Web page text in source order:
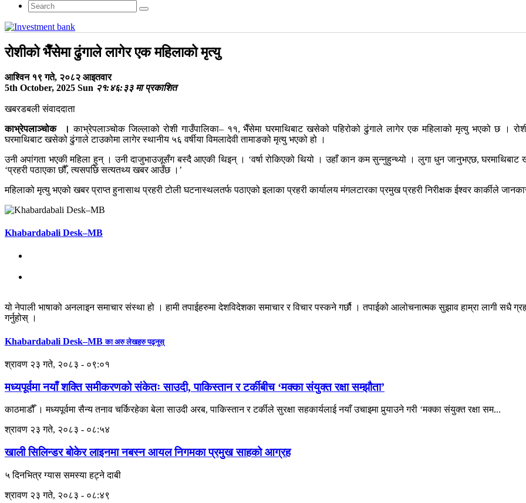
रोशीको भैँसेमा ढुंगाले लागेर एक महिलाको मृत्यु
आश्विन १९ गते, २०८२ आइतवार
5th October, 2025 Sun २१:४६:३३ मा प्रकाशित
खबरडबली संवाददाता
काभ्रेपलाञ्चोक ।काभ्रेपलाञ्चोक जिल्लाको रोशी गाउँपालिका– ११, भैँसेमा घरमाथिबाट खसेको पहिरोको ढुंगाले लागेर एक महिलाको मृत्यु भएको छ ।
घरमाथिबाट खसेको ढुंगाले टाउकोमा लागेर स्थानीय ५६ वर्षीया विमलादेवी तामाङको मृत्यु भएको हो ।
उनी अपांगता भएकी महिला हुन् । उनी दाजुभाउजूसँग बस्दै आएकी थिइन् । ‘वर्षा रोकिएको थियो । उहाँ कान कम सुन्नुहुन्थ्यो । लुगा धुन जानुभएछ,
‘प्रहरी पठाएका छौँ, त्यसपछि सत्यतथ्य खबर आउँछ ।’
महिलाको मृत्यु भएको खबर प्राप्त हुनासाथ प्रहरी टोली घटनास्थलतर्फ पठाएको इलाका प्रहरी कार्यालय मंगलटारका प्रमुख प्रहरी निरीक्षक ईश्वर कार्कीले
Khabardabali Desk–MB
यो नेपाली भाषाको अनलाइन समाचार संस्था हो । हामी तपाईहरुमा देशविदेशका समाचार र विचार पस्कने गर्छौ । तपाईको आलोचनात्मक सुझाव हाम्रा लागी सधै
गर्नुहोस् ।
Khabardabali Desk–MBका अरु लेखहरु पढ्नुस्
श्रावण २३ गते, २०८३ - ०९:०१
मध्यपूर्वमा नयाँ शक्ति समीकरणको संकेतः साउदी, पाकिस्तान र टर्कीबीच ‘मक्का संयुक्त रक्षा सम्झौता’
काठमाडौँ । मध्यपूर्वमा सैन्य तनाव चर्किरहेका बेला साउदी अरब, पाकिस्तान र टर्कीले सुरक्षा सहकार्यलाई नयाँ उचाइमा पुर्‍याउने गरी ‘मक्का संयुक्त रक्षा सम...
श्रावण २३ गते, २०८३ - ०८:५४
खाली सिलिन्डर बोकेर लाइनमा नबस्न आयल निगमका प्रमुख साहको आग्रह
५ दिनभित्र ग्यास समस्या हट्ने दाबी
श्रावण २३ गते, २०८३ - ०८:४९